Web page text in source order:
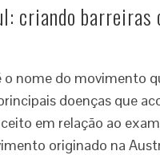
criando
o nome do movimento
doenças que
em relação ao
originado na